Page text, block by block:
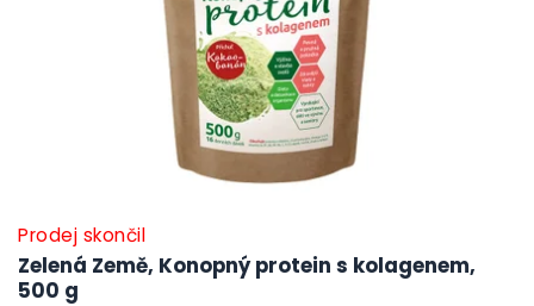
Zelená Země, Konopný protein s kolagenem,
500 g
Prodej skončil